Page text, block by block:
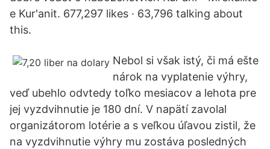
e Kur'anit. 677,297 likes · 63,796 talking about
this.
Nebol si však istý, či má ešte
nárok na vyplatenie výhry,
veď ubehlo odvtedy toľko mesiacov a lehota pre
jej vyzdvihnutie je 180 dní. V napätí zavolal
organizátorom lotérie a s veľkou úľavou zistil, že
na vyzdvihnutie výhry mu zostáva posledných